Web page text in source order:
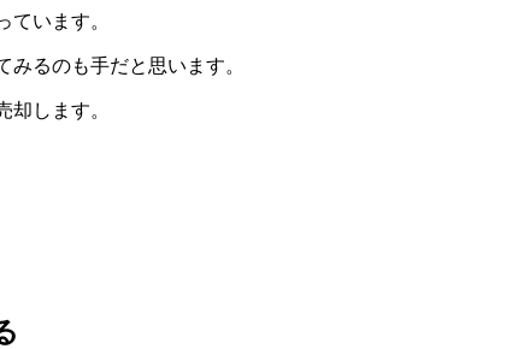
います。
るのも手だと思います。
却 します。